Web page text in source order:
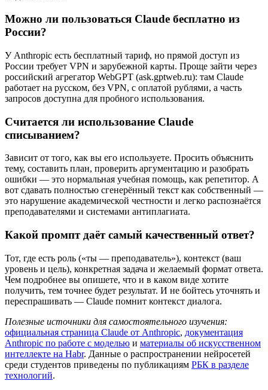
Можно ли пользоваться Claude бесплатно из
России?
У Anthropic есть бесплатный тариф, но прямой доступ из
России требует VPN и зарубежной карты. Проще зайти через
российский агрегатор WebGPT (ask.gptweb.ru): там Claude
работает на русском, без VPN, с оплатой рублями, а часть
запросов доступна для пробного использования.
Считается ли использование Claude
списыванием?
Зависит от того, как вы его используете. Просить объяснить
тему, составить план, проверить аргументацию и разобрать
ошибки — это нормальная учебная помощь, как репетитор. А
вот сдавать полностью сгенерённый текст как собственный —
это нарушение академической честности и легко распознаётся
преподавателями и системами антиплагиата.
Какой промпт даёт самый качественный ответ?
Тот, где есть роль («ты — преподаватель»), контекст (ваш
уровень и цель), конкретная задача и желаемый формат ответа.
Чем подробнее вы опишете, что и в каком виде хотите
получить, тем точнее будет результат. И не бойтесь уточнять и
переспрашивать — Claude помнит контекст диалога.
Полезные источники для самостоятельного изучения:
официальная страница Claude от Anthropic, документация
Anthropic по работе с моделью и материалы об искусственном
интеллекте на Habr. Данные о распространении нейросетей
среди студентов приведены по публикациям РБК в разделе
технологий.